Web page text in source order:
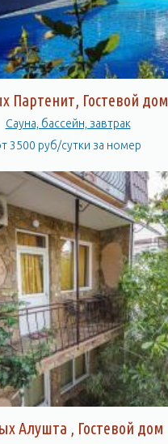
Партенит, Гостевой дом
Сауна, бассейн, завтрак
3500 руб/сутки за номер
Алушта , Гостевой дом